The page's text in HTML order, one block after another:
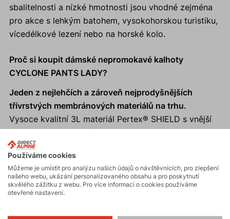
sbalitelnosti a nízké hmotnosti jsou vhodné zejména
pro akce s lehkým batohem, vysokohorskou turistiku,
vícedélkové lezení nebo na horské kolo.
Proč si koupit dámské nepromokavé kalhoty
CYCLONE PANTS LADY?
Jeden z nejlehčích a zároveň nejprodyšnějších
třívrstvých membránových materiálů na trhu.
Vysoce kvalitní 3L materiál Pertex® SHIELD s vnější
vrstvou z recyklovaného polyamidu.
Rychlý odvod vlhkosti a zároveň vysoký vodní
sloupec a vynikající větruodolnost.
Záložní kalhoty, kompaktní sbalitelnost do vnitřní
kapsy.
Používáme cookies
Můžeme je umístit pro analýzu našich údajů o návštěvnících, pro zlepšení
našeho webu, ukázání personalizovaného obsahu a pro poskytnutí
skvělého zážitku z webu. Pro více informací o cookies používáme
otevřené nastavení.